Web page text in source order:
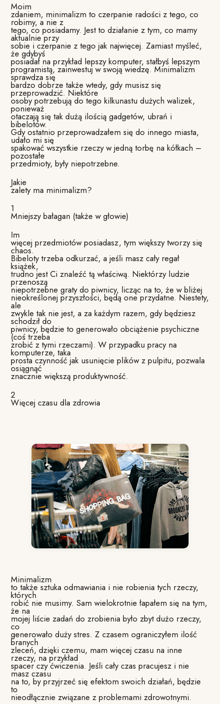
Moim
zdaniem, minimalizm to czerpanie radości z tego, co
robimy, a nie z
tego, co posiadamy. Jest to działanie z tym, co mamy
aktualnie przy
sobie i czerpanie z tego jak najwięcej. Zamiast myśleć,
że gdybyś
posiadał na przykład lepszy komputer, stałbyś lepszym
programistą, zainwestuj w swoją wiedzę. Minimalizm
sprawdza się
bardzo dobrze także wtedy, gdy musisz się
przeprowadzić. Niektóre
osoby potrzebują do tego kilkunastu dużych walizek,
ponieważ
otaczają się tak dużą ilością gadgetów, ubrań i
bibelotów.
Gdy ostatnio przeprowadzałem się do innego miasta,
udało mi się
spakować wszystkie rzeczy w jedną torbę na kółkach –
pozostałe
przedmioty, były niepotrzebne.
Jakie
zalety ma minimalizm?
1
Mniejszy bałagan (także w głowie)
Im
więcej przedmiotów posiadasz, tym większy tworzy się
chaos.
Bibeloty trzeba odkurzać, a jeśli masz cały regał
książek,
trudno jest Ci znaleźć tą właściwą. Niektórzy ludzie
przenoszą
niepotrzebne graty do piwnicy, licząc na to, że w bliżej
nieokreślonej przyszłości, będą one przydatne. Niestety,
ale
zwykle tak nie jest, a za każdym razem, gdy będziesz
schodził do
piwnicy, będzie to generowało obciążenie psychiczne
(coś trzeba
zrobić z tymi rzeczami). W przypadku pracy na
komputerze, taka
prosta czynność jak usunięcie plików z pulpitu, pozwala
osiągnąć
znacznie większą produktywność.
2
Więcej czasu dla zdrowia
Minimalizm
to także sztuka odmawiania i nie robienia tych rzeczy,
których
robić nie musimy. Sam wielokrotnie łapałem się na tym,
że na
mojej liście zadań do zrobienia było zbyt dużo rzeczy,
co
generowało duży stres. Z czasem ograniczyłem ilość
branych
zleceń, dzięki czemu, mam więcej czasu na inne
rzeczy, na przykład
spacer czy ćwiczenia. Jeśli cały czas pracujesz i nie
masz czasu
na to, by przyjrzeć się efektom swoich działań, będzie
to
nieodłącznie związane z problemami zdrowotnymi.